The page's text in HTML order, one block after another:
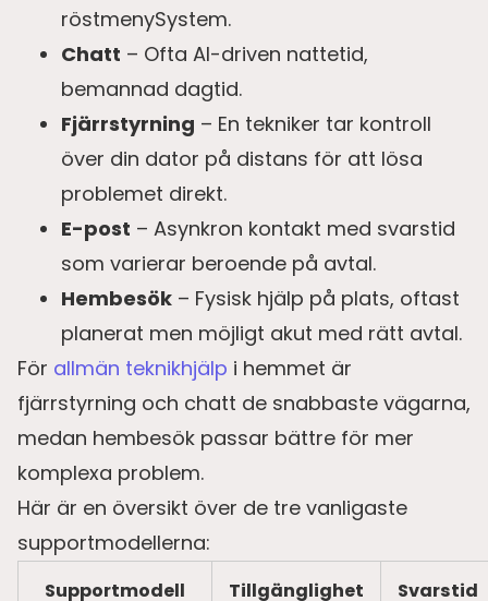
röstmenySystem.
Chatt – Ofta AI-driven nattetid,
bemannad dagtid.
Fjärrstyrning – En tekniker tar kontroll
över din dator på distans för att lösa
problemet direkt.
E-post – Asynkron kontakt med svarstid
som varierar beroende på avtal.
Hembesök – Fysisk hjälp på plats, oftast
planerat men möjligt akut med rätt avtal.
För allmän teknikhjälp i hemmet är
fjärrstyrning och chatt de snabbaste vägarna,
medan hembesök passar bättre för mer
komplexa problem.
Här är en översikt över de tre vanligaste
supportmodellerna:
Supportmodell Tillgänglighet Svarstid